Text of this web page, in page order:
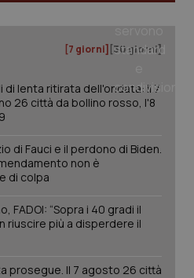
[7 giorni] [30 giorni]
di lenta ritirata dell'ondata: il 7
26 città da bollino rosso, l'8
di Fauci e il perdono di Biden.
non è
di colpa
FADOI: “Sopra i 40 gradi il
riuscire più a disperdere il
prosegue. Il 7 agosto 26 città
www.quotidianosanita.it